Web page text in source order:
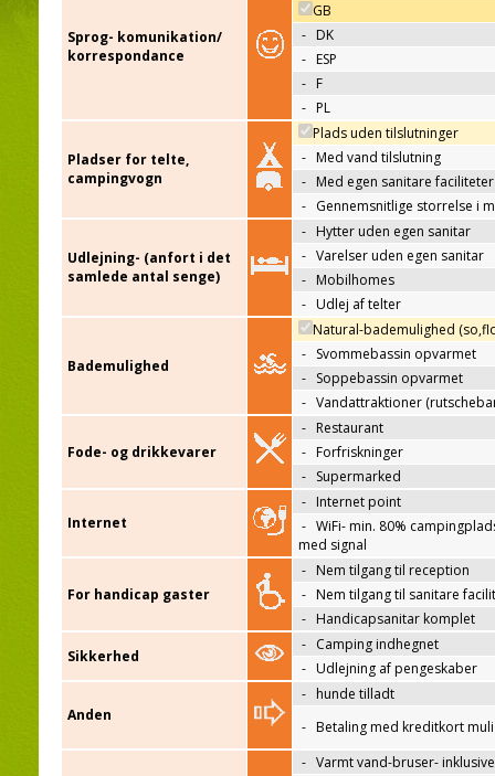
Sprog- komunikation/
korrespondance
GB
- DK
- ESP
- F
- PL
Pladser for telte,
campingvogn
Plads uden tilslutninger
- Med vand tilslutning
- Med egen sanitare faciliteter
- Gennemsnitlige storrelse i
Udlejning- (anfort i det
samlede antal senge)
- Hytter uden egen sanitar
- Varelser uden egen sanitar
- Mobilhomes
- Udlej af telter
Bademulighed
Natural-bademulighed
- Svommebassin opvarmet
- Soppebassin opvarmet
- Vandattraktioner
Fode- og drikkevarer
- Restaurant
- Forfriskninger
- Supermarked
Internet
- Internet point
- WiFi- min. 80%
med signal
For handicap gaster
- Nem tilgang til reception
- Nem tilgang til sanitare
- Handicapsanitar komplet
Sikkerhed
- Camping indhegnet
- Udlejning af pengeskaber
Anden
- hunde tilladt
- Betaling med kreditkort
- Varmt vand-bruser- inklusive